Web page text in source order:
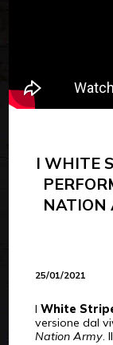
I WHITE
NATION
25/01/2021
I White
versione dal
Nation Army.